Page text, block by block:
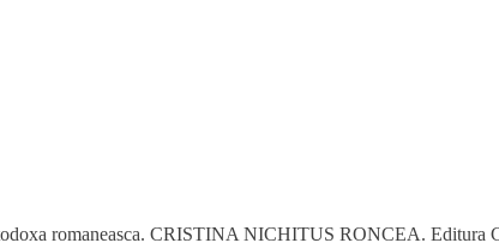
romaneasca. CRISTINA NICHITUS RONCEA. Editura